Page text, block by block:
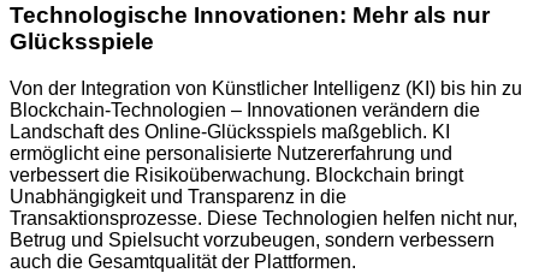
Technologische Innovationen: Mehr als nur
Glücksspiele
Von der Integration von Künstlicher Intelligenz (KI) bis hin zu
Blockchain-Technologien – Innovationen verändern die
Landschaft des Online-Glücksspiels maßgeblich. KI
ermöglicht eine personalisierte Nutzererfahrung und
verbessert die Risikoüberwachung. Blockchain bringt
Unabhängigkeit und Transparenz in die
Transaktionsprozesse. Diese Technologien helfen nicht nur,
Betrug und Spielsucht vorzubeugen, sondern verbessern
auch die Gesamtqualität der Plattformen.